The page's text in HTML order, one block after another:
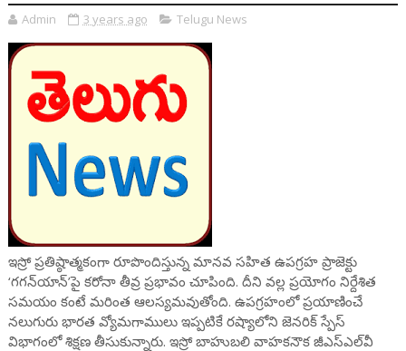
Admin 3 years ago Telugu News
ఇస్రో ప్రతిష్ఠాత్మకంగా రూపొందిస్తున్న మానవ సహిత ఉపగ్రహ ప్రాజెక్టు
‘గగన్‌యాన్‌’‌పై కరోనా తీవ్ర ప్రభావం చూపింది. దీని వల్ల ప్రయోగం నిర్దేశిత
సమయం కంటే మరింత ఆలస్యమవుతోంది. ఉపగ్రహంలో ప్రయాణించే
నలుగురు భారత వ్యోమగాములు ఇప్పటికే రష్యాలోని జెనరిక్‌ స్పేస్‌
విభాగంలో శిక్షణ తీసుకున్నారు. ఇస్రో బాహుబలి వాహకనౌక జీఎస్‌ఎల్‌వీ